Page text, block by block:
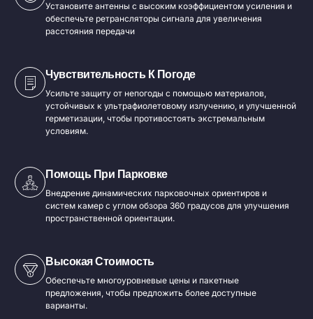
Установите антенны с высоким коэффициентом усиления и
обеспечьте ретрансляторы сигнала для увеличения
расстояния передачи
Чувствительность К Погоде
Усильте защиту от непогоды с помощью материалов,
устойчивых к ультрафиолетовому излучению, и улучшенной
герметизации, чтобы противостоять экстремальным
условиям.
Помощь При Парковке
Внедрение динамических парковочных ориентиров и
систем камер с углом обзора 360 градусов для улучшения
пространственной ориентации.
Высокая Стоимость
Обеспечьте многоуровневые цены и пакетные
предложения, чтобы предложить более доступные
варианты.